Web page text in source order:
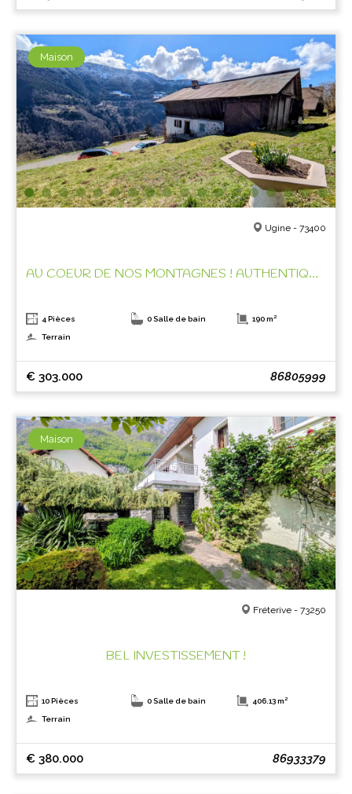
Maison
Ugine - 73400
AU COEUR DE NOS MONTAGNES ! AUTHENTIQUE FERME A REHABILITER !
4 Pièces 0 Salle de bain 190 m²
Terrain
€ 303.000 86805999
Maison
Fréterive - 73250
BEL INVESTISSEMENT !
10 Pièces 0 Salle de bain 406.13 m²
Terrain
€ 380.000 86933379